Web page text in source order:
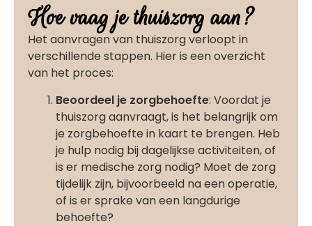
Hoe vaag je thuiszorg aan?
Het aanvragen van thuiszorg verloopt in
verschillende stappen. Hier is een overzicht
van het proces:
Beoordeel je zorgbehoefte: Voordat je
thuiszorg aanvraagt, is het belangrijk om
je zorgbehoefte in kaart te brengen. Heb
je hulp nodig bij dagelijkse activiteiten, of
is er medische zorg nodig? Moet de zorg
tijdelijk zijn, bijvoorbeeld na een operatie,
of is er sprake van een langdurige
behoefte?